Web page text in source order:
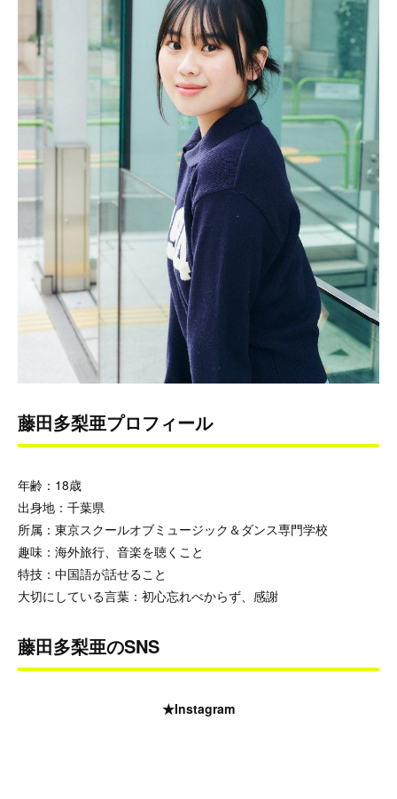
藤田多梨亜プロフィール
年齢：18歳
出身地：千葉県
所属：東京スクールオブミュージック＆ダンス専門学校
趣味：海外旅行、音楽を聴くこと
特技：中国語が話せること
大切にしている言葉：初心忘れべからず、感謝
藤田多梨亜のSNS
★Instagram